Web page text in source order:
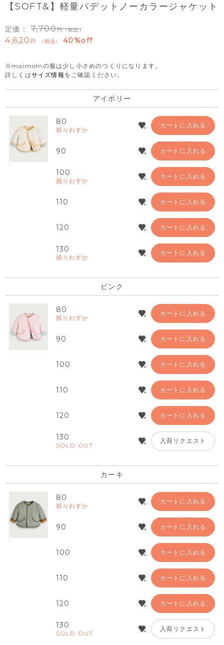
【SOFT&】軽量パデットノーカラージャケット
定価： 7,700 （税込）
4,620 税込 40%off
※moimolnの服は少し小さめのつくりになります。
詳しくはサイズ情報 をご確認ください。
アイボリー
80
残りわずか
カートに入れる
90 カートに入れる
100
残りわずか
カートに入れる
110 カートに入れる
120 カートに入れる
130
残りわずか
カートに入れる
ピンク
80
残りわずか
カートに入れる
90 カートに入れる
100 カートに入れる
110 カートに入れる
120 カートに入れる
130
SOLD OUT
入荷リクエスト
カーキ
80
残りわずか
カートに入れる
90 カートに入れる
100 カートに入れる
110 カートに入れる
120 カートに入れる
130
SOLD OUT
入荷リクエスト